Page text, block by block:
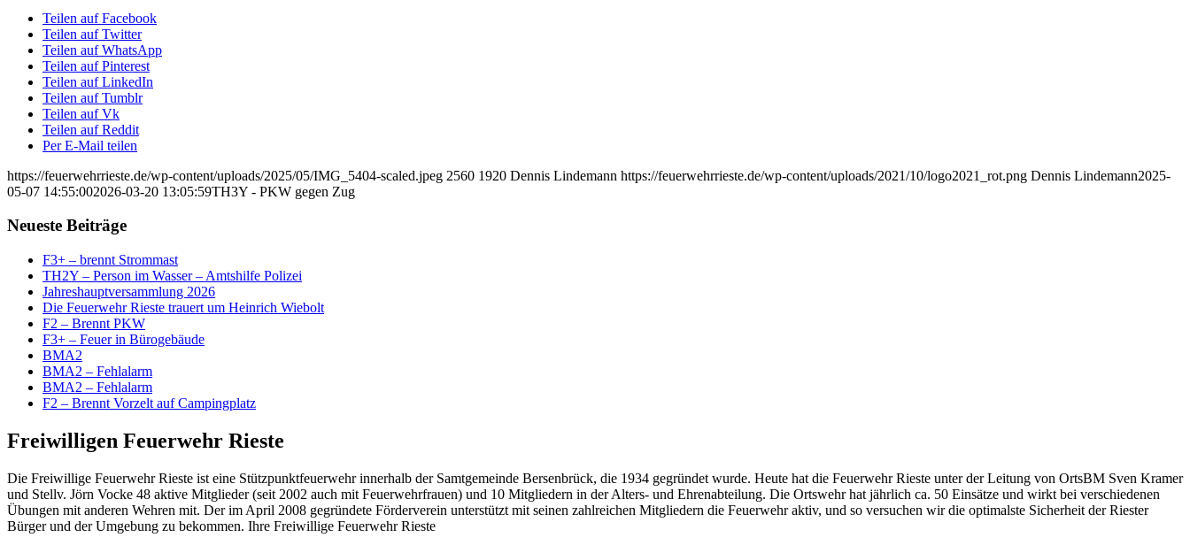
Teilen auf Facebook
Teilen auf Twitter
Teilen auf WhatsApp
Teilen auf Pinterest
Teilen auf LinkedIn
Teilen auf Tumblr
Teilen auf Vk
Teilen auf Reddit
Per E-Mail teilen
https://feuerwehrrieste.de/wp-content/uploads/2025/05/IMG_5404-scaled.jpeg 2560 1920 Dennis Lindemann https://feuerwehrrieste.de/wp-content/uploads/2021/10/logo2021_rot.png Dennis Lindemann2025-
05-07 14:55:002026-03-20 13:05:59TH3Y - PKW gegen Zug
Neueste Beiträge
F3+ – brennt Strommast
TH2Y – Person im Wasser – Amtshilfe Polizei
Jahreshauptversammlung 2026
Die Feuerwehr Rieste trauert um Heinrich Wiebolt
F2 – Brennt PKW
F3+ – Feuer in Bürogebäude
BMA2
BMA2 – Fehlalarm
BMA2 – Fehlalarm
F2 – Brennt Vorzelt auf Campingplatz
Freiwilligen Feuerwehr Rieste
Die Freiwillige Feuerwehr Rieste ist eine Stützpunktfeuerwehr innerhalb der Samtgemeinde Bersenbrück, die 1934 gegründet wurde. Heute hat die Feuerwehr Rieste unter der Leitung von OrtsBM Sven Kramer
und Stellv. Jörn Vocke 48 aktive Mitglieder (seit 2002 auch mit Feuerwehrfrauen) und 10 Mitgliedern in der Alters- und Ehrenabteilung. Die Ortswehr hat jährlich ca. 50 Einsätze und wirkt bei verschiedenen
Übungen mit anderen Wehren mit. Der im April 2008 gegründete Förderverein unterstützt mit seinen zahlreichen Mitgliedern die Feuerwehr aktiv, und so versuchen wir die optimalste Sicherheit der Riester
Bürger und der Umgebung zu bekommen. Ihre Freiwillige Feuerwehr Rieste